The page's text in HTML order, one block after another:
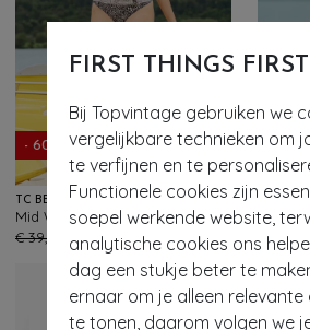
FIRST THINGS FIRST
Bij Topvintage gebruiken we
vergelijkbare technieken om
te verfijnen en te
Functionele cookies zijn
soepel werkende website,
analytische cookies ons
dag een stukje beter te
ernaar om je alleen
te tonen, daarom volgen we
- 60%
TC BEACH
Mid Waist Little Leopard bikinibroekje in zwart en crème
€ 39,95
€ 15,95
30
- 60%
TC
€ 64,95